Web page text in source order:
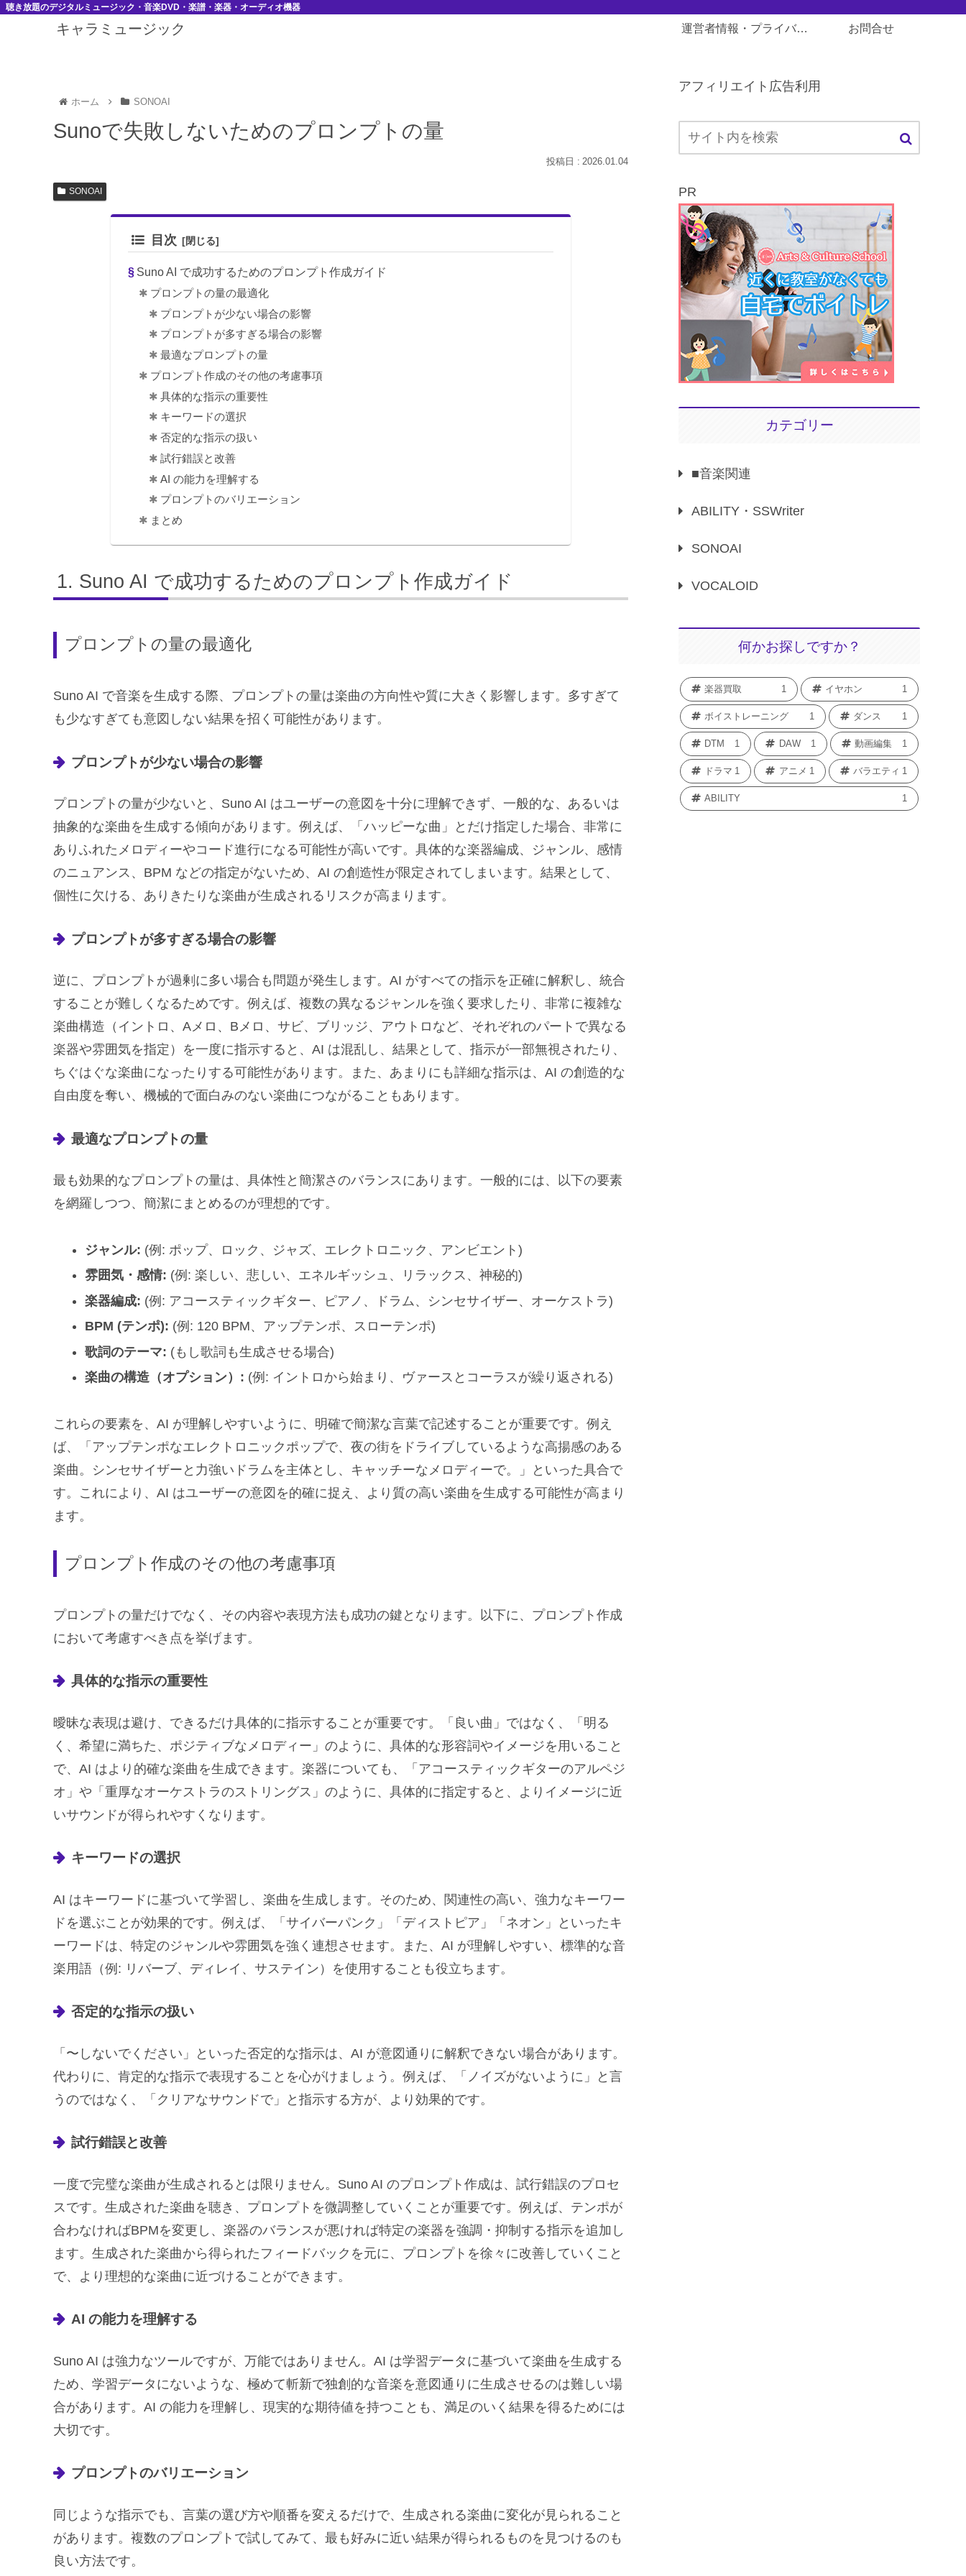
聴き放題のデジタルミュージック・音楽DVD・楽譜・楽器・オーディオ機器
キャラミュージック 運営者情報・プライバシーポリシー お問合せ
ホーム SONOAI
Sunoで失敗しないためのプロンプトの量
2026.01.04
SONOAI
目次
Suno AI で成功するためのプロンプト作成ガイド
プロンプトの量の最適化
プロンプトが少ない場合の影響
プロンプトが多すぎる場合の影響
最適なプロンプトの量
プロンプト作成のその他の考慮事項
具体的な指示の重要性
キーワードの選択
否定的な指示の扱い
試行錯誤と改善
AI の能力を理解する
プロンプトのバリエーション
まとめ
Suno AI で成功するためのプロンプト作成ガイド
プロンプトの量の最適化
Suno AI で音楽を生成する際、プロンプトの量は楽曲の方向性や質に大きく影響します。多すぎて
も少なすぎても意図しない結果を招く可能性があります。
プロンプトが少ない場合の影響
プロンプトの量が少ないと、Suno AI はユーザーの意図を十分に理解できず、一般的な、あるいは
抽象的な楽曲を生成する傾向があります。例えば、「ハッピーな曲」とだけ指定した場合、非常に
ありふれたメロディーやコード進行になる可能性が高いです。具体的な楽器編成、ジャンル、感情
のニュアンス、BPM などの指定がないため、AI の創造性が限定されてしまいます。結果として、
個性に欠ける、ありきたりな楽曲が生成されるリスクが高まります。
プロンプトが多すぎる場合の影響
逆に、プロンプトが過剰に多い場合も問題が発生します。AI がすべての指示を正確に解釈し、統合
することが難しくなるためです。例えば、複数の異なるジャンルを強く要求したり、非常に複雑な
楽曲構造（イントロ、Aメロ、Bメロ、サビ、ブリッジ、アウトロなど、それぞれのパートで異なる
楽器や雰囲気を指定）を一度に指示すると、AI は混乱し、結果として、指示が一部無視されたり、
ちぐはぐな楽曲になったりする可能性があります。また、あまりにも詳細な指示は、AI の創造的な
自由度を奪い、機械的で面白みのない楽曲につながることもあります。
最適なプロンプトの量
最も効果的なプロンプトの量は、具体性と簡潔さのバランスにあります。一般的には、以下の要素
を網羅しつつ、簡潔にまとめるのが理想的です。
ジャンル: (例: ポップ、ロック、ジャズ、エレクトロニック、アンビエント)
雰囲気・感情: (例: 楽しい、悲しい、エネルギッシュ、リラックス、神秘的)
楽器編成: (例: アコースティックギター、ピアノ、ドラム、シンセサイザー、オーケストラ)
BPM (テンポ): (例: 120 BPM、アップテンポ、スローテンポ)
歌詞のテーマ: (もし歌詞も生成させる場合)
楽曲の構造（オプション）: (例: イントロから始まり、ヴァースとコーラスが繰り返される)
これらの要素を、AI が理解しやすいように、明確で簡潔な言葉で記述することが重要です。例え
ば、「アップテンポなエレクトロニックポップで、夜の街をドライブしているような高揚感のある
楽曲。シンセサイザーと力強いドラムを主体とし、キャッチーなメロディーで。」といった具合で
す。これにより、AI はユーザーの意図を的確に捉え、より質の高い楽曲を生成する可能性が高まり
ます。
プロンプト作成のその他の考慮事項
プロンプトの量だけでなく、その内容や表現方法も成功の鍵となります。以下に、プロンプト作成
において考慮すべき点を挙げます。
具体的な指示の重要性
曖昧な表現は避け、できるだけ具体的に指示することが重要です。「良い曲」ではなく、「明る
く、希望に満ちた、ポジティブなメロディー」のように、具体的な形容詞やイメージを用いること
で、AI はより的確な楽曲を生成できます。楽器についても、「アコースティックギターのアルペジ
オ」や「重厚なオーケストラのストリングス」のように、具体的に指定すると、よりイメージに近
いサウンドが得られやすくなります。
キーワードの選択
AI はキーワードに基づいて学習し、楽曲を生成します。そのため、関連性の高い、強力なキーワー
ドを選ぶことが効果的です。例えば、「サイバーパンク」「ディストピア」「ネオン」といったキ
ーワードは、特定のジャンルや雰囲気を強く連想させます。また、AI が理解しやすい、標準的な音
楽用語（例: リバーブ、ディレイ、サステイン）を使用することも役立ちます。
否定的な指示の扱い
「〜しないでください」といった否定的な指示は、AI が意図通りに解釈できない場合があります。
代わりに、肯定的な指示で表現することを心がけましょう。例えば、「ノイズがないように」と言
うのではなく、「クリアなサウンドで」と指示する方が、より効果的です。
試行錯誤と改善
一度で完璧な楽曲が生成されるとは限りません。Suno AI のプロンプト作成は、試行錯誤のプロセ
スです。生成された楽曲を聴き、プロンプトを微調整していくことが重要です。例えば、テンポが
合わなければBPMを変更し、楽器のバランスが悪ければ特定の楽器を強調・抑制する指示を追加し
ます。生成された楽曲から得られたフィードバックを元に、プロンプトを徐々に改善していくこと
で、より理想的な楽曲に近づけることができます。
AI の能力を理解する
Suno AI は強力なツールですが、万能ではありません。AI は学習データに基づいて楽曲を生成する
ため、学習データにないような、極めて斬新で独創的な音楽を意図通りに生成させるのは難しい場
合があります。AI の能力を理解し、現実的な期待値を持つことも、満足のいく結果を得るためには
大切です。
プロンプトのバリエーション
同じような指示でも、言葉の選び方や順番を変えるだけで、生成される楽曲に変化が見られること
があります。複数のプロンプトで試してみて、最も好みに近い結果が得られるものを見つけるのも
良い方法です。
アフィリエイト広告利用
PR
カテゴリー
■音楽関連
ABILITY・SSWriter
SONOAI
VOCALOID
何かお探しですか？
楽器買取 1 イヤホン 1
ボイストレーニング 1 ダンス 1
DTM 1 DAW 1 動画編集 1
ドラマ 1 アニメ 1 バラエティ 1
ABILITY 1